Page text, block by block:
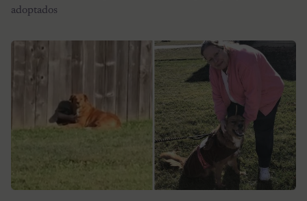
adoptados